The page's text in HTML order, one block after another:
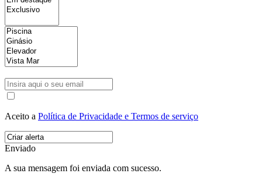
Aceito a Política de Privacidade e Termos de serviço
Enviado
A sua mensagem foi enviada com sucesso.